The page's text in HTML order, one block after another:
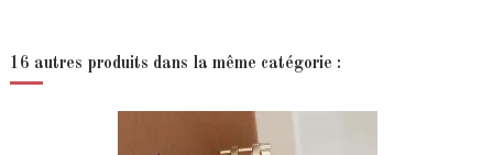
16 autres produits dans la même catégorie :